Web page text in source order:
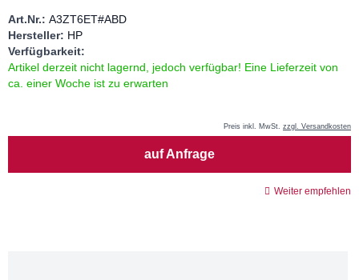
Art.Nr.: A3ZT6ET#ABD
Hersteller: HP
Verfügbarkeit:
Artikel derzeit nicht lagernd, jedoch verfügbar! Eine Lieferzeit von
ca. einer Woche ist zu erwarten
Preis inkl. MwSt. zzgl. Versandkosten
auf Anfrage
Weiter empfehlen